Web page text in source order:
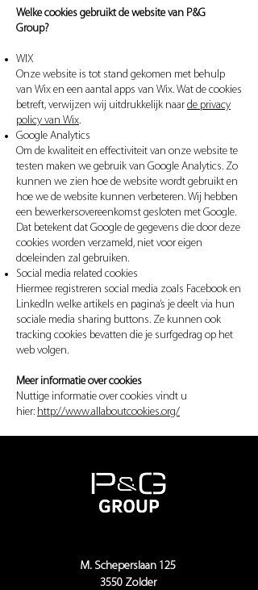
Welke cookies gebruikt de website van P&G
Group?
WIX
Onze website is tot stand gekomen met behulp
van Wix en een aantal apps van Wix. Wat de cookies
betreft, verwijzen wij uitdrukkelijk naar de privacy
policy van Wix.
Google Analytics
Om de kwaliteit en effectiviteit van onze website te
testen maken we gebruik van Google Analytics. Zo
kunnen we zien hoe de website wordt gebruikt en
hoe we de website kunnen verbeteren. Wij hebben
een bewerkersovereenkomst gesloten met Google.
Dat betekent dat Google de gegevens die door deze
cookies worden verzameld, niet voor eigen
doeleinden zal gebruiken.
Social media related cookies
Hiermee registreren social media zoals Facebook en
LinkedIn welke artikels en pagina’s je deelt via hun
sociale media sharing buttons. Ze kunnen ook
tracking cookies bevatten die je surfgedrag op het
web volgen.
Meer informatie over cookies
Nuttige informatie over cookies vindt u
hier: http://www.allaboutcookies.org/
M. Scheperslaan 125
3550 Zolder